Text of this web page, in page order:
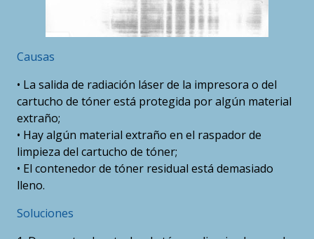
Causas
• La salida de radiación láser de la impresora o del
cartucho de tóner está protegida por algún material
extraño;
• Hay algún material extraño en el raspador de
limpieza del cartucho de tóner;
• El contenedor de tóner residual está demasiado
lleno.
Soluciones